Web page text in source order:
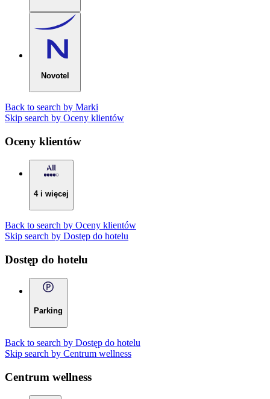
Novotel
Back to search by Marki
Skip search by Oceny klientów
Oceny klientów
4 i więcej
Back to search by Oceny klientów
Skip search by Dostęp do hotelu
Dostęp do hotelu
Parking
Back to search by Dostęp do hotelu
Skip search by Centrum wellness
Centrum wellness